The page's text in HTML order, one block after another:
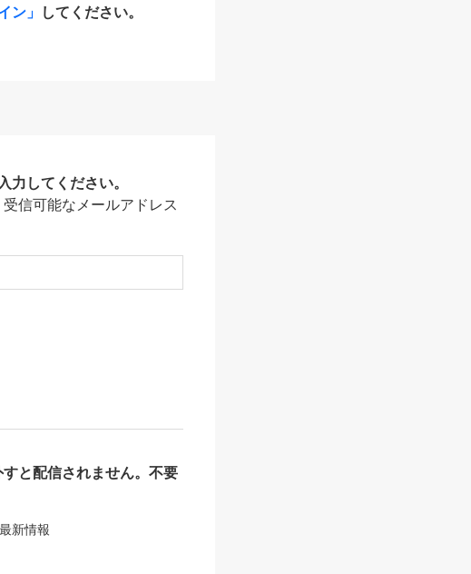
ン」 してください。
してください。
信可能なメールアドレス
と配信されません。不要
新情報